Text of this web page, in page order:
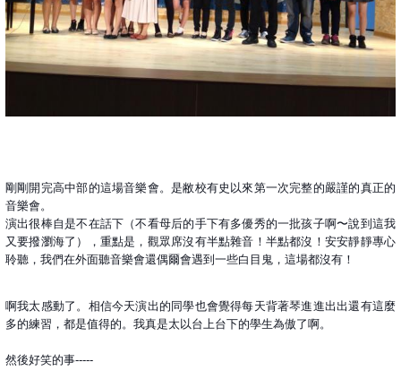
剛剛開完高中部的這場音樂會。是敝校有史以來第一次完整的嚴謹的真正的
音樂會。
演出很棒自是不在話下（不看母后的手下有多優秀的一批孩子啊〜說到這我
又要撥瀏海了），重點是，觀眾席沒有半點雜音！半點都沒！安安靜靜專心
聆聽，我們在外面聽音樂會還偶爾會遇到一些白目鬼，這場都沒有！
啊我太感動了。相信今天演出的同學也會覺得每天背著琴進進出出還有這麼
多的練習，都是值得的。我真是太以台上台下的學生為傲了啊。
然後好笑的事-----